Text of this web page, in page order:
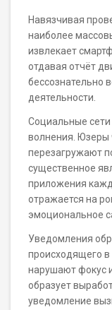
Навязчивая
наиболее
извлекает
отдавая отчёт
бессознательно
деятельности.
Социальные сети
волнения. Юзеры
перезагружают
существенное
приложения
отражается на
эмоциональное
Уведомления
происходящего
нарушают фокус
образует
уведомление